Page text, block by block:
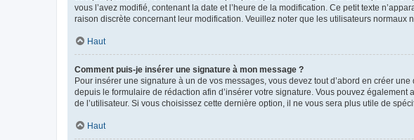
vous l’avez modifié, contenant la date et l’heure de la modification. Ce petit texte
raison discrète concernant leur modification. Veuillez noter que les utilisateurs
Haut
Comment puis-je insérer une signature à mon message ?
Pour insérer une signature à un de vos messages, vous devez tout d’abord en créer
depuis le formulaire de rédaction afin d’insérer votre signature. Vous pouvez
de l’utilisateur. Si vous choisissez cette dernière option, il ne vous sera plus utile de
Haut